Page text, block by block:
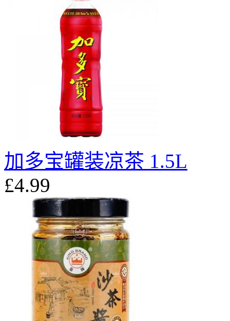
加多宝罐装凉茶 1.5L
£4.99